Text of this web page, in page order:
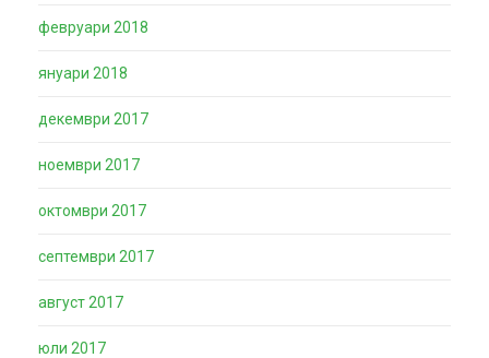
февруари 2018
януари 2018
декември 2017
ноември 2017
октомври 2017
септември 2017
август 2017
юли 2017